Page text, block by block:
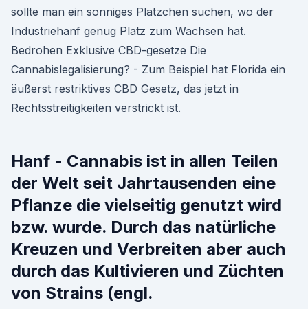
sollte man ein sonniges Plätzchen suchen, wo der
Industriehanf genug Platz zum Wachsen hat.
Bedrohen Exklusive CBD-gesetze Die
Cannabislegalisierung? - Zum Beispiel hat Florida ein
äußerst restriktives CBD Gesetz, das jetzt in
Rechtsstreitigkeiten verstrickt ist.
Hanf - Cannabis ist in allen Teilen
der Welt seit Jahrtausenden eine
Pflanze die vielseitig genutzt wird
bzw. wurde. Durch das natürliche
Kreuzen und Verbreiten aber auch
durch das Kultivieren und Züchten
von Strains (engl.